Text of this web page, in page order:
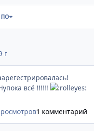
ПО
г
всё !!!!!!
1 комментарий